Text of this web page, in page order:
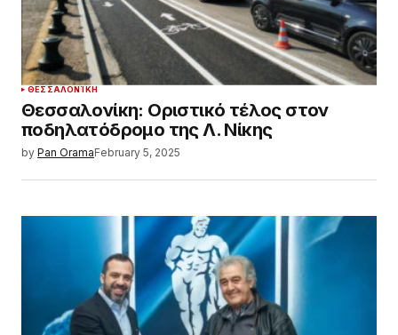
ΘΕΣΣΑΛΟΝΊΚΗ
Θεσσαλονίκη: Οριστικό τέλος στον
ποδηλατόδρομο της Λ. Νίκης
by Pan OramaFebruary 5, 2025